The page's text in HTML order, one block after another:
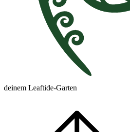
deinem Leaftide-Garten